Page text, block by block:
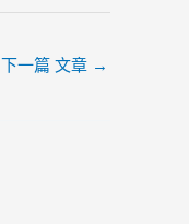
下一篇 文章 →